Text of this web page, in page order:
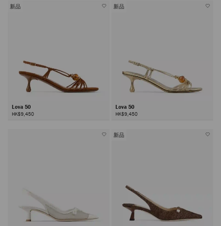
新品
Lova 50
HK$9,450
新品
Lova 50
HK$9,450
新品